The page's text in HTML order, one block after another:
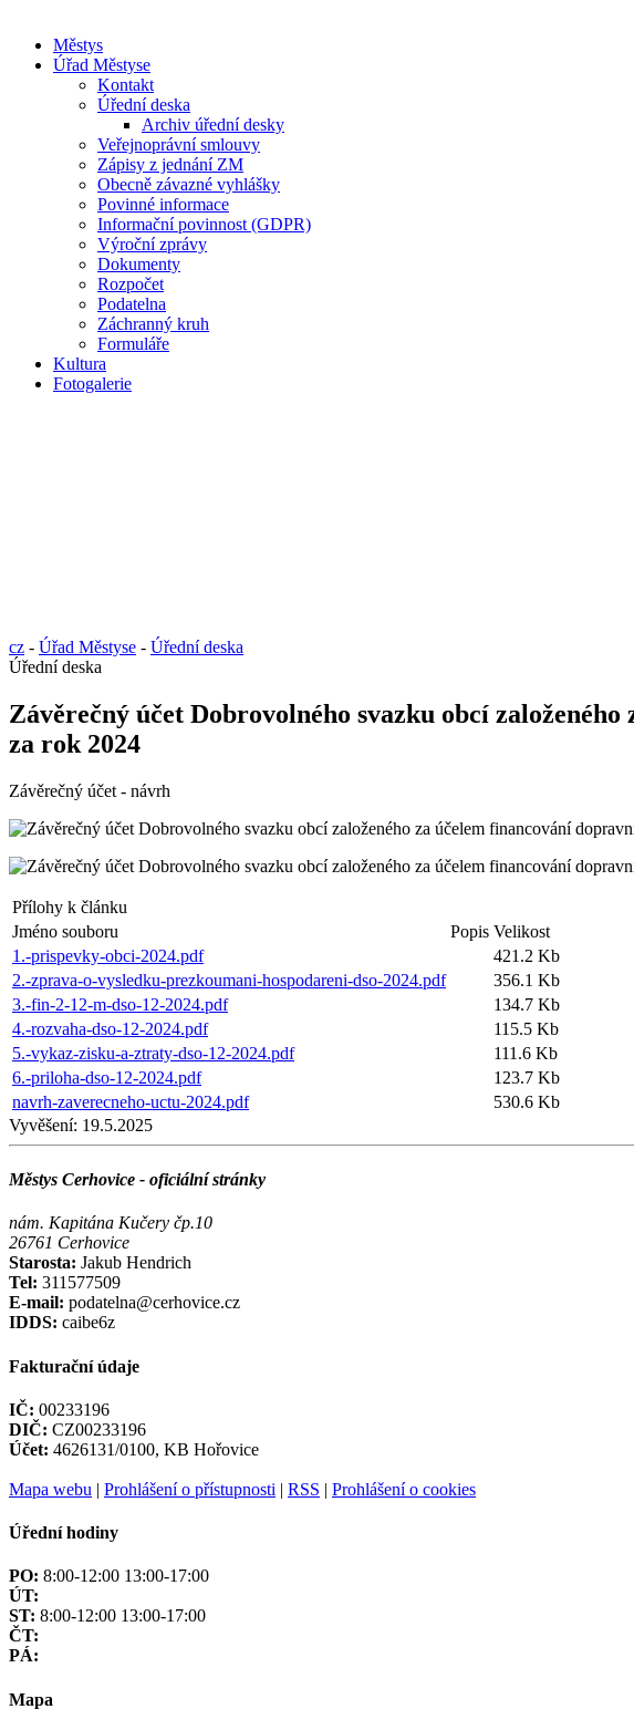
Městys
Úřad Městyse
Kontakt
Úřední deska
Archiv úřední desky
Veřejnoprávní smlouvy
Zápisy z jednání ZM
Obecně závazné vyhlášky
Povinné informace
Informační povinnost (GDPR)
Výroční zprávy
Dokumenty
Rozpočet
Podatelna
Záchranný kruh
Formuláře
Kultura
Fotogalerie
cz - Úřad Městyse - Úřední deska
Úřední deska
Závěrečný účet Dobrovolného svazku obcí
za rok 2024
Závěrečný účet - návrh
Přílohy k článku
Jméno souboru
Popis Velikost
1.-prispevky-obci-2024.pdf
421.2 Kb
2.-zprava-o-vysledku-prezkoumani-hospodareni-dso-2024.pdf
356.1 Kb
3.-fin-2-12-m-dso-12-2024.pdf
134.7 Kb
4.-rozvaha-dso-12-2024.pdf
115.5 Kb
5.-vykaz-zisku-a-ztraty-dso-12-2024.pdf
111.6 Kb
6.-priloha-dso-12-2024.pdf
123.7 Kb
navrh-zaverecneho-uctu-2024.pdf
530.6 Kb
Vyvěšení: 19.5.2025
Městys Cerhovice - oficiální stránky
nám. Kapitána Kučery čp.10
26761 Cerhovice
Starosta: Jakub Hendrich
Tel: 311577509
E-mail: podatelna@cerhovice.cz
IDDS: caibe6z
Fakturační údaje
IČ: 00233196
DIČ: CZ00233196
Účet: 4626131/0100, KB Hořovice
Mapa webu | Prohlášení o přístupnosti | RSS | Prohlášení o cookies
Úřední hodiny
PO: 8:00-12:00 13:00-17:00
ÚT:
ST: 8:00-12:00 13:00-17:00
ČT:
PÁ:
Mapa